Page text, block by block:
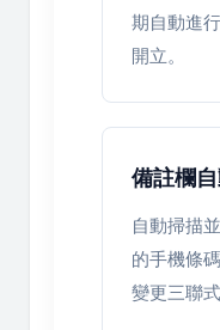
期自動進
開立。
備註欄
自動掃描
的手機條
變更三聯式